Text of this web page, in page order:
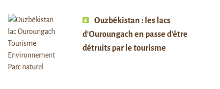
Ouzbékistan : les lacs
d’Ouroungach en passe d’être
détruits par le tourisme